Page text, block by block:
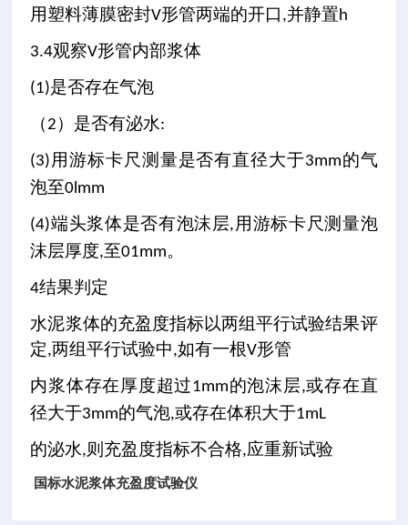
用塑料薄膜密封V形管两端的开口 ,并静置h
3.4观察V形管内部浆体
(1)是否存在气泡
（2 ）是否有泌水:
(3) 用游标卡尺测量是否有直径大于3mm的气
泡至0lmm
(4)端头浆体是否有泡沫层, 用游标卡尺测量泡
沫层厚度,至01mm。
4结果判定
水泥浆体的充盈度指标以两组平行试验结果评
定,两组平行试验中,如有一根V形管
内浆体存在厚度超过1mm的泡沫层,或存在直
径大于3mm的气泡,或存在体积大于1mL
的泌水,则充盈度指标不合格,应重新试验
国标水泥浆体充盈度试验仪